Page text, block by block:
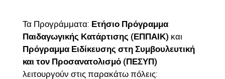
Τα Προγράμματα: Ετήσιο Πρόγραμμα
Παιδαγωγικής Κατάρτισης (ΕΠΠΑΙΚ) και
Πρόγραμμα Ειδίκευσης στη Συμβουλευτική
και τον Προσανατολισμό (ΠΕΣΥΠ)
λειτουργούν στις παρακάτω πόλεις: